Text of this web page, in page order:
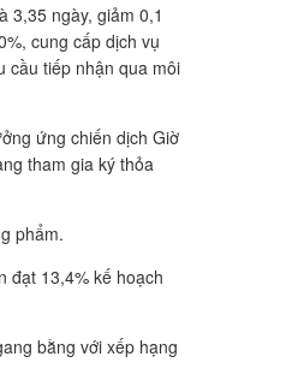
3,35 ngày, giảm 0,1
cung cấp dịch vụ
cầu tiếp nhận qua môi
ứng chiến dịch Giờ
tham gia ký thỏa
phẩm.
đạt 13,4% kế hoạch
bằng với xếp hạng